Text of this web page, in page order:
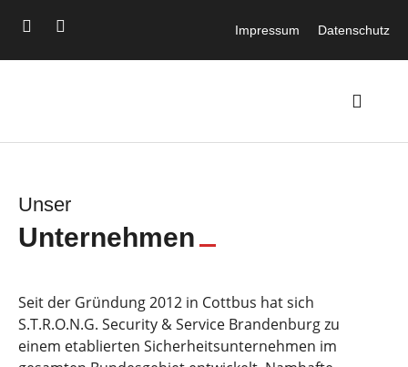
Impressum Datenschutz
Unser
Unternehmen
Seit der Gründung 2012 in Cottbus hat sich
S.T.R.O.N.G. Security & Service Brandenburg zu
einem etablierten Sicherheitsunternehmen im